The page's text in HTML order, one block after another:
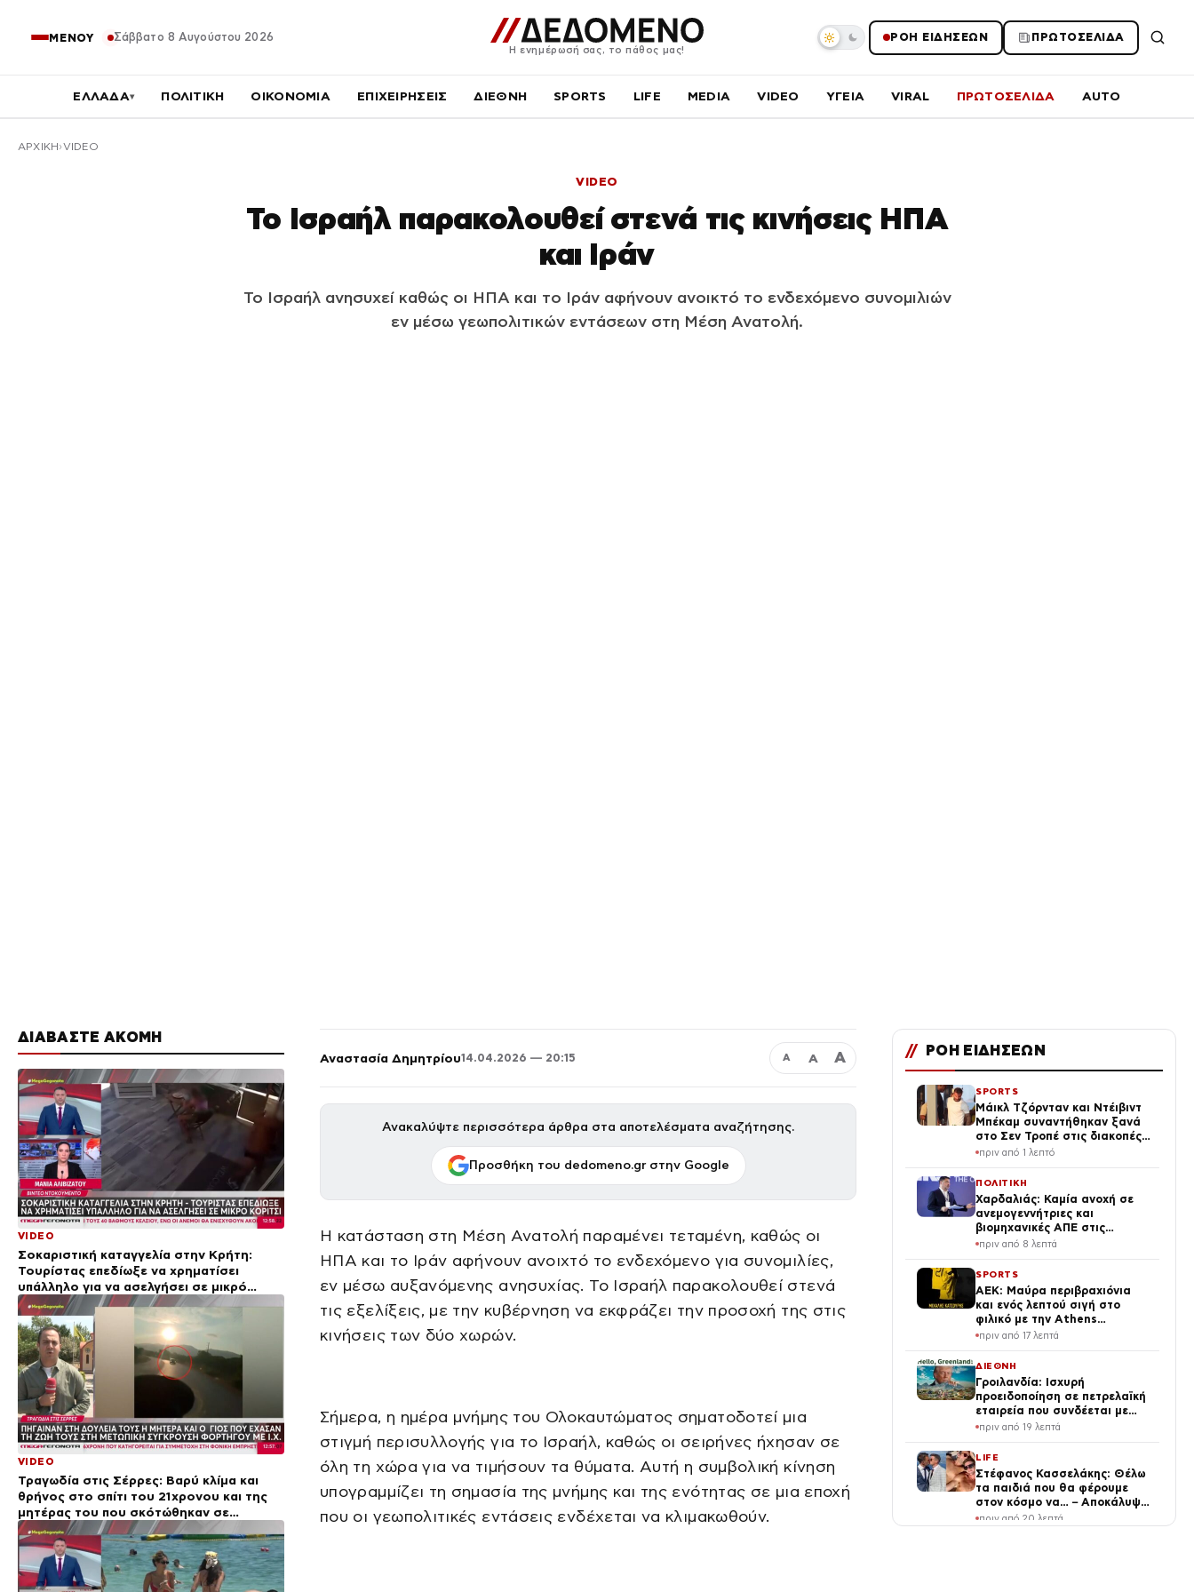
ΜΕΝΟΥ Σάββατο 8 Αυγούστου 2026
Η ενημέρωσή σας, το πάθος μας!
ΡΟΗ ΕΙΔΗΣΕΩΝ ΠΡΩΤΟΣΕΛΙΔΑ
ΕΛΛΑΔΑ▾ ΠΟΛΙΤΙΚΗ ΟΙΚΟΝΟΜΙΑ ΕΠΙΧΕΙΡΗΣΕΙΣ ΔΙΕΘΝΗ SPORTS LIFE MEDIA VIDEO ΥΓΕΙΑ VIRAL ΠΡΩΤΟΣΕΛΙΔΑ AUTO
ΑΡΧΙΚΉ VIDEO
VIDEO
Το Ισραήλ παρακολουθεί στενά τις κινήσεις ΗΠΑ
και Ιράν
Το Ισραήλ ανησυχεί καθώς οι ΗΠΑ και το Ιράν αφήνουν ανοικτό το ενδεχόμενο συνομιλιών
εν μέσω γεωπολιτικών εντάσεων στη Μέση Ανατολή.
ΔΙΑΒΑΣΤΕ ΑΚΟΜΗ
VIDEO
Σοκαριστική καταγγελία στην Κρήτη:
Τουρίστας επεδίωξε να χρηματίσει
υπάλληλο για να ασελγήσει σε μικρό
κορίτσι
VIDEO
Τραγωδία στις Σέρρες: Βαρύ κλίμα και
θρήνος στο σπίτι του 21χρονου και της
μητέρας του που σκότώθηκαν σε
σφοδρό τροχαίο
Αναστασία Δημητρίου14.04.2026 — 20:15 Α Α Α
Ανακαλύψτε περισσότερα άρθρα στα αποτελέσματα αναζήτησης.
Προσθήκη του dedomeno.gr στην Google
Η κατάσταση στη Μέση Ανατολή παραμένει τεταμένη, καθώς οι
ΗΠΑ και το Ιράν αφήνουν ανοιχτό το ενδεχόμενο για συνομιλίες,
εν μέσω αυξανόμενης ανησυχίας. Το Ισραήλ παρακολουθεί στενά
τις εξελίξεις, με την κυβέρνηση να εκφράζει την προσοχή της στις
κινήσεις των δύο χωρών.
Σήμερα, η ημέρα μνήμης του Ολοκαυτώματος σηματοδοτεί μια
στιγμή περισυλλογής για το Ισραήλ, καθώς οι σειρήνες ήχησαν σε
όλη τη χώρα για να τιμήσουν τα θύματα. Αυτή η συμβολική κίνηση
υπογραμμίζει τη σημασία της μνήμης και της ενότητας σε μια εποχή
που οι γεωπολιτικές εντάσεις ενδέχεται να κλιμακωθούν.
// ΡΟΗ ΕΙΔΗΣΕΩΝ
SPORTS
Μάικλ Τζόρνταν και Ντέιβιντ
Μπέκαμ συναντήθηκαν ξανά
στο Σεν Τροπέ στις διακοπές
τους
πριν από 1 λεπτό
ΠΟΛΙΤΙΚΗ
Χαρδαλιάς: Καμία ανοχή σε
ανεμογεννήτριες και
βιομηχανικές ΑΠΕ στις
πληγείσες περιοχές της
πριν από 8 λεπτά
SPORTS
ΑΕΚ: Μαύρα περιβραχιόνια
και ενός λεπτού σιγή στο
φιλικό με την Athens
Kallithea για Κατσούρη και
πριν από 17 λεπτά
ΔΙΕΘΝΗ
Γροιλανδία: Ισχυρή
προειδοποίηση σε πετρελαϊκή
εταιρεία που συνδέεται με
τον Τραμπ – Ετοιμάζεται για
πριν από 19 λεπτά
LIFE
Στέφανος Κασσελάκης: Θέλω
τα παιδιά που θα φέρουμε
στον κόσμο να… – Αποκάλυψη
για την οικογένεια με τον
Τάιλερ
πριν από 20 λεπτά